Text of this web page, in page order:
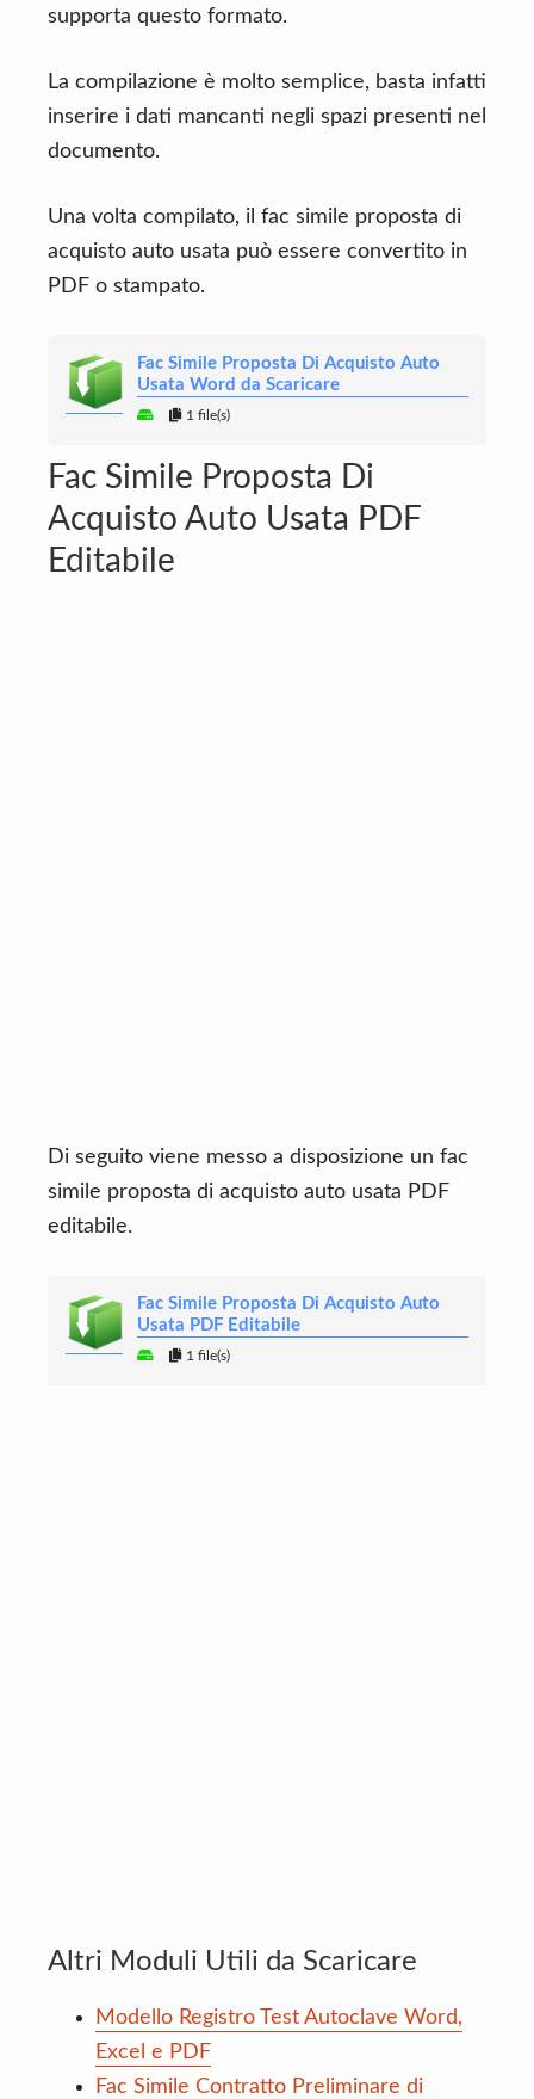
supporta questo formato.
La compilazione è molto semplice, basta infatti
inserire i dati mancanti negli spazi presenti nel
documento.
Una volta compilato, il fac simile proposta di
acquisto auto usata può essere convertito in
PDF o stampato.
Fac Simile Proposta Di Acquisto Auto
Usata Word da Scaricare
1 file(s)
Fac Simile Proposta Di
Acquisto Auto Usata PDF
Editabile
Di seguito viene messo a disposizione un fac
simile proposta di acquisto auto usata PDF
editabile.
Fac Simile Proposta Di Acquisto Auto
Usata PDF Editabile
1 file(s)
Altri Moduli Utili da Scaricare
Modello Registro Test Autoclave Word,
Excel e PDF
Fac Simile Contratto Preliminare di